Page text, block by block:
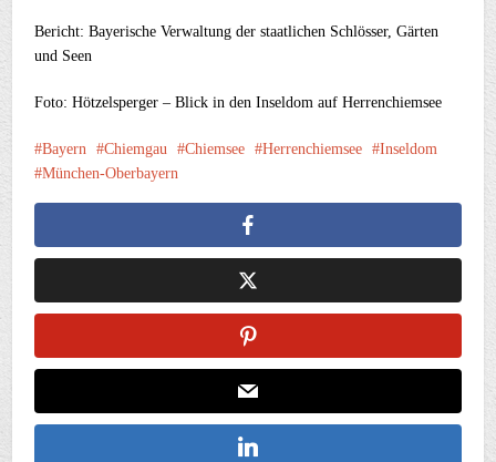
Bericht: Bayerische Verwaltung der staatlichen Schlösser, Gärten
und Seen
Foto: Hötzelsperger – Blick in den Inseldom auf Herrenchiemsee
Bayern Chiemgau Chiemsee Herrenchiemsee
Inseldom
München-Oberbayern